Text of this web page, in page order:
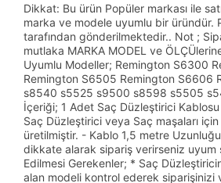
Dikkat: Bu ürün Popüler markası ile
marka ve modele uyumlu bir üründür.
tarafından gönderilmektedir.. Not ;
mutlaka MARKA MODEL ve
Uyumlu Modeller; Remington S6300
Remington S6505 Remington S6606
s8540 s5525 s9500 s8598 s5505
İçeriği; 1 Adet Saç Düzleştirici
Saç Düzleştirici veya Saç maşaları
üretilmiştir. - Kablo 1,5 metre
dikkate alarak sipariş verirseniz uyum
Edilmesi Gerekenler; * Saç
alan modeli kontrol ederek